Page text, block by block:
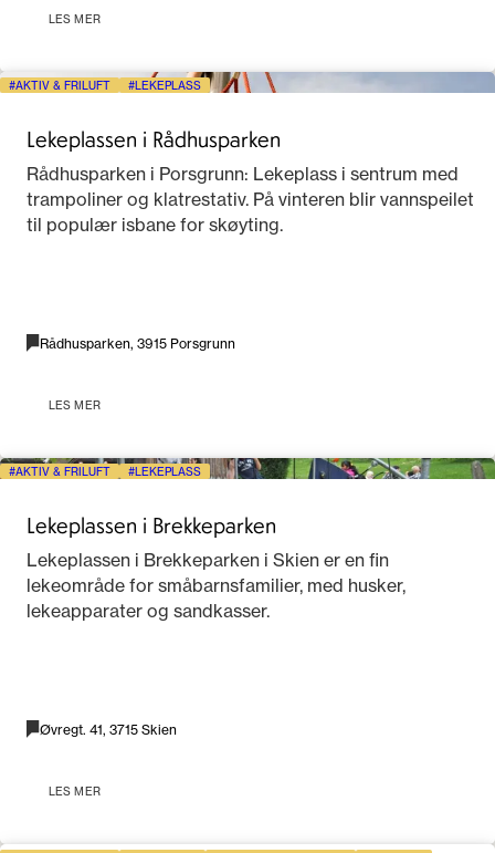
LES MER
AKTIV & FRILUFT LEKEPLASS
Lekeplassen i Rådhusparken
Rådhusparken i Porsgrunn: Lekeplass i sentrum med
trampoliner og klatrestativ. På vinteren blir vannspeilet
til populær isbane for skøyting.
Rådhusparken, 3915 Porsgrunn
LES MER
AKTIV & FRILUFT LEKEPLASS
Lekeplassen i Brekkeparken
Lekeplassen i Brekkeparken i Skien er en fin
lekeområde for småbarnsfamilier, med husker,
lekeapparater og sandkasser.
Øvregt. 41, 3715 Skien
LES MER